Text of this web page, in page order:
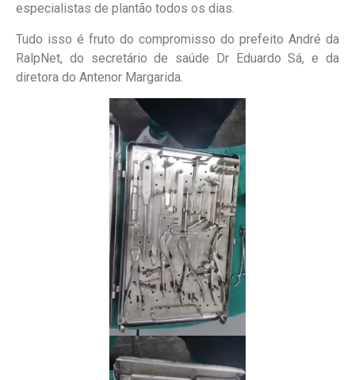
especialistas de plantão todos os dias.
Tudo isso é fruto do compromisso do prefeito André da
RalpNet, do secretário de saúde Dr Eduardo Sá, e da
diretora do Antenor Margarida.